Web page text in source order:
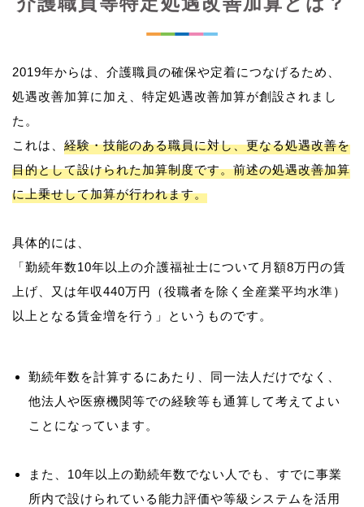
2019年からは、介護職員の確保や定着につなげるため、
処遇改善加算に加え、特定処遇改善加算が創設されまし
た。
これは、 経験・技能のある職員に対し、更なる処遇改善を
目的として設けられた加算制度です。前述の処遇改善加算
に上乗せして加算が行われます。
具体的には、
「勤続年数10年以上の介護福祉士について月額8万円の賃
上げ、又は年収440万円（役職者を除く全産業平均水準）
勤続年数を計算するにあたり、同一法人だけでなく、
他法人や医療機関等での経験等も通算して考えてよい
ことになっています。
また、10年以上の勤続年数でない人でも、すでに事業
所内で設けられている能力評価や等級システムを活用